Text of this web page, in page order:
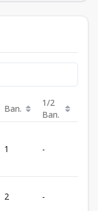
Ban.
1/2
Ban.
1 -
2 -